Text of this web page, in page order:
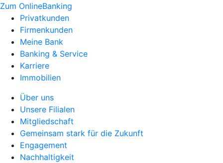
Zum OnlineBanking
Privatkunden
Firmenkunden
Meine Bank
Banking & Service
Karriere
Immobilien
Über uns
Unsere Filialen
Mitgliedschaft
Gemeinsam stark für die Zukunft
Engagement
Nachhaltigkeit